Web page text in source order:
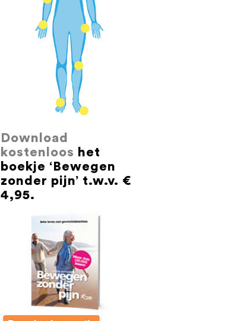
Download
kostenloos het
boekje ‘Bewegen
zonder pijn’ t.w.v. €
4,95.